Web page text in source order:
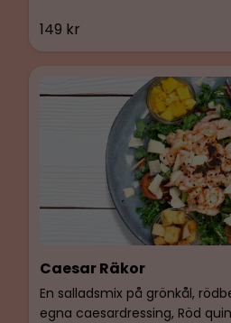
149 kr
morötter & sötpotatis).
med honung- & dijonglaze
Caesar Räkor
En salladsmix på grönkål,
egna caesardressing, Röd